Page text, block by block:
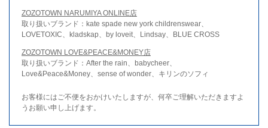
ZOZOTOWN NARUMIYA ONLINE店
取り扱いブランド：kate spade new york childrenswear、
LOVETOXIC、kladskap、by loveit、Lindsay、BLUE CROSS
ZOZOTOWN LOVE&PEACE&MONEY店
取り扱いブランド：After the rain、babycheer、
Love&Peace&Money、sense of wonder、キリンのソフィ
お客様にはご不便をおかけいたしますが、何卒ご理解いただきますよ
うお願い申し上げます。